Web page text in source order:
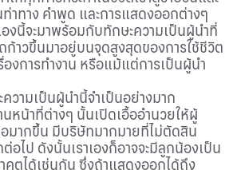
ท่าทาง คำพูด และการแสดงออกต่างๆ
งนี้จะมาพร้อมกับทักษะความเป็นผู้นำที่
ถก้าวขึ้นมาอยู่บนจุดสูงสุดของการใช้ชีวิต
องการทำงาน หรือแม้แต่การเป็นผู้นำ
วามเป็นผู้นำนี้จำเป็นอย่างมาก
นหน้าที่ต่างๆ นั้นเปิดเอื้ออำนวยให้ผู้
มากขึ้น มีบริษัทมากมายที่ไม่ตัดสิน
อไป ดังนั้นเราเองก็อาจจะมีลูกน้องเป็น
คตได้เช่นกัน ซึ่งถ้าแสดงออกได้ถึง